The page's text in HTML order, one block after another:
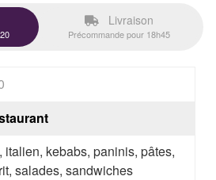
Livraison
Précommande pour 18h45
italien, kebabs, paninis, pâtes,
salades, sandwiches